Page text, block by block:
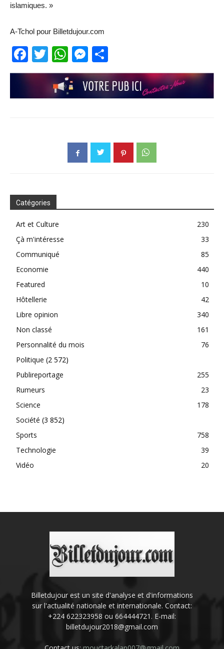
islamiques. »
A-Tchol pour Billetdujour.com
Facebook
TwitterWhatsApp
Messenger
Catégories
Art et Culture
230
Çà m'intéresse
33
Communiqué
85
Economie
440
Featured
10
Hôtellerie
42
Libre opinion
340
Non classé
161
Personnalité du mois
76
Politique (2 572)
Publireportage
255
Rumeurs
23
Science
178
Société (3 852)
Sports
758
Technologie
39
Vidéo
20
Billetdujour est un site d'analyse et d'informations
sur l'actualité nationale et internationale. Contact:
+224 622323958 ou 664444721. E-mail:
billetdujour2018@gmail.com